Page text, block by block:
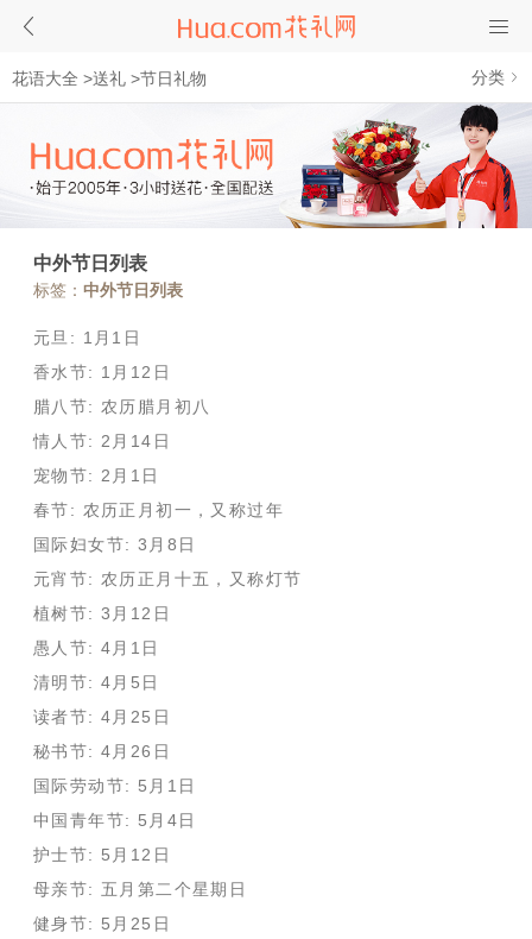
花语大全 >送礼 >节日礼物 分类
中外节日列表
标签： 中外节日列表
元旦: 1月1日
香水节: 1月12日
腊八节: 农历腊月初八
情人节: 2月14日
宠物节: 2月1日
春节: 农历正月初一，又称过年
国际妇女节: 3月8日
元宵节: 农历正月十五，又称灯节
植树节: 3月12日
愚人节: 4月1日
清明节: 4月5日
读者节: 4月25日
秘书节: 4月26日
国际劳动节: 5月1日
中国青年节: 5月4日
护士节: 5月12日
母亲节: 五月第二个星期日
健身节: 5月25日